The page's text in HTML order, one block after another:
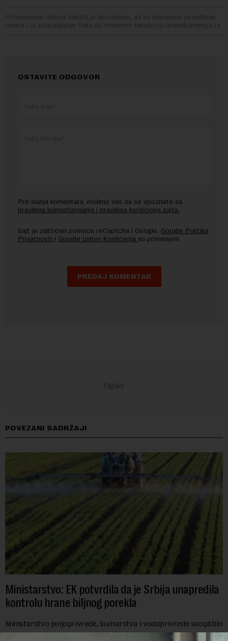
Preuzimanje delova teksta je dozvoljeno, ali uz obavezno navođenje
izvora i uz postavljanje linka ka izvornom tekstu na novaekonomija.rs
OSTAVITE ODGOVOR
Pre slanja komentara, molimo vas da se upoznate sa
pravilima komentarisanja i pravilima korišćenja sajta.
Sajt je zaštićen pomocu reCaptcha i Google. Google Politika
Privatnosti i Google Uslovi Korišćenja su primenjeni.
POVEZANI SADRŽAJI
Ministarstvo: EK potvrdila da je Srbija unapredila
kontrolu hrane biljnog porekla
Ministarstvo poljoprivrede, šumarstva i vodoprivrede saopštilo
je danas da je Evropska komisija potvrdila da je Srbija